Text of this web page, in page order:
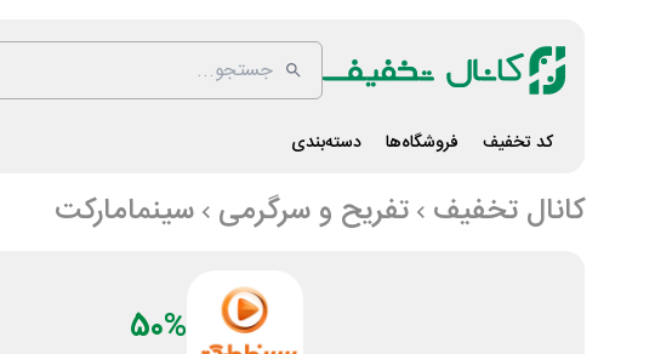
کد تخفیف فروشگاه‌ها دسته‌بندی
کانال تخفیف تفریح و سرگرمی سینمامارکت
50%